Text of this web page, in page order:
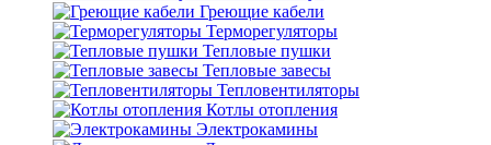
Греющие кабели
Терморегуляторы
Тепловые пушки
Тепловые завесы
Тепловентиляторы
Котлы отопления
Электрокамины